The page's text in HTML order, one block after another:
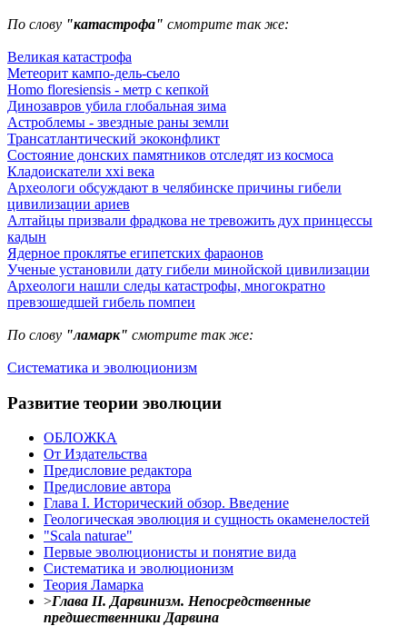
По слову "катастрофа" смотрите так же:
Великая катастрофа
Метеорит кампо-дель-сьело
Homo floresiensis - метр с кепкой
Динозавров убила глобальная зима
Астроблемы - звездные раны земли
Трансатлантический экоконфликт
Состояние донских памятников отследят из космоса
Кладоискатели xxi века
Археологи обсуждают в челябинске причины гибели
цивилизации ариев
Алтайцы призвали фрадкова не тревожить дух принцессы
кадын
Ядерное проклятье египетских фараонов
Ученые установили дату гибели минойской цивилизации
Археологи нашли следы катастрофы, многократно
превзошедшей гибель помпеи
По слову "ламарк" смотрите так же:
Систематика и эволюционизм
Развитие теории эволюции
ОБЛОЖКА
От Издательства
Предисловие редактора
Предисловие автора
Глава I. Исторический обзор. Введение
Геологическая эволюция и сущность окаменелостей
"Scala naturae"
Первые эволюционисты и понятие вида
Систематика и эволюционизм
Теория Ламарка
>Глава II. Дарвинизм. Непосредственные
предшественники Дарвина